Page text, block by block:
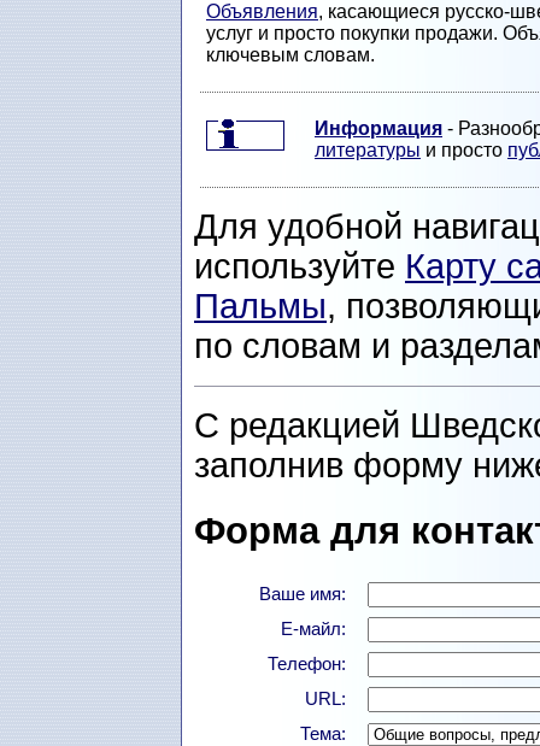
Объявления, касающиеся русско-
услуг и просто покупки продажи.
ключевым словам.
Информация -
литературы и просто
Для удобной
используйте Карту
Пальмы,
по словам и
С редакцией
заполнив форму
Форма для
Ваше имя:
Е-майл:
Телефон:
URL:
Тема: